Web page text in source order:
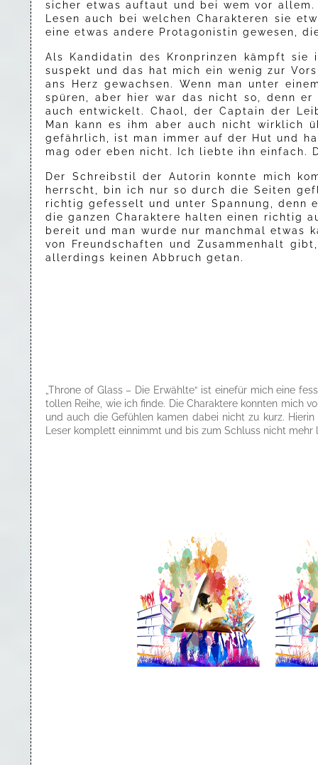
sicher etwas auftaut und bei wem vor
Lesen auch bei welchen Charakteren sie
eine etwas andere Protagonistin gewesen,
Als Kandidatin des Kronprinzen kämpft sie
suspekt und das hat mich ein wenig zur
ans Herz gewachsen. Wenn man unter
spüren, aber hier war das nicht so, denn
auch entwickelt. Chaol, der Captain der
Man kann es ihm aber auch nicht wirklich
gefährlich, ist man immer auf der Hut und
mag oder eben nicht. Ich liebte ihn einfach.
Der Schreibstil der Autorin konnte mich
herrscht, bin ich nur so durch die Seiten
richtig gefesselt und unter Spannung, denn
die ganzen Charaktere halten einen richtig
bereit und man wurde nur manchmal etwas
von Freundschaften und Zusammenhalt
allerdings keinen Abbruch getan.
„Throne of Glass – Die Erwählte“ ist einefür mich eine
tollen Reihe, wie ich finde. Die Charaktere konnten mich
und auch die Gefühlen kamen dabei nicht zu kurz.
Leser komplett einnimmt und bis zum Schluss nicht